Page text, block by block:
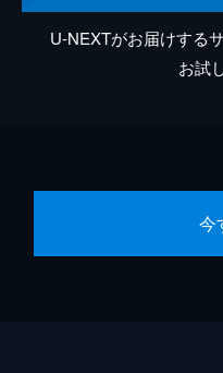
U-NEXTがお届けする
お試
今